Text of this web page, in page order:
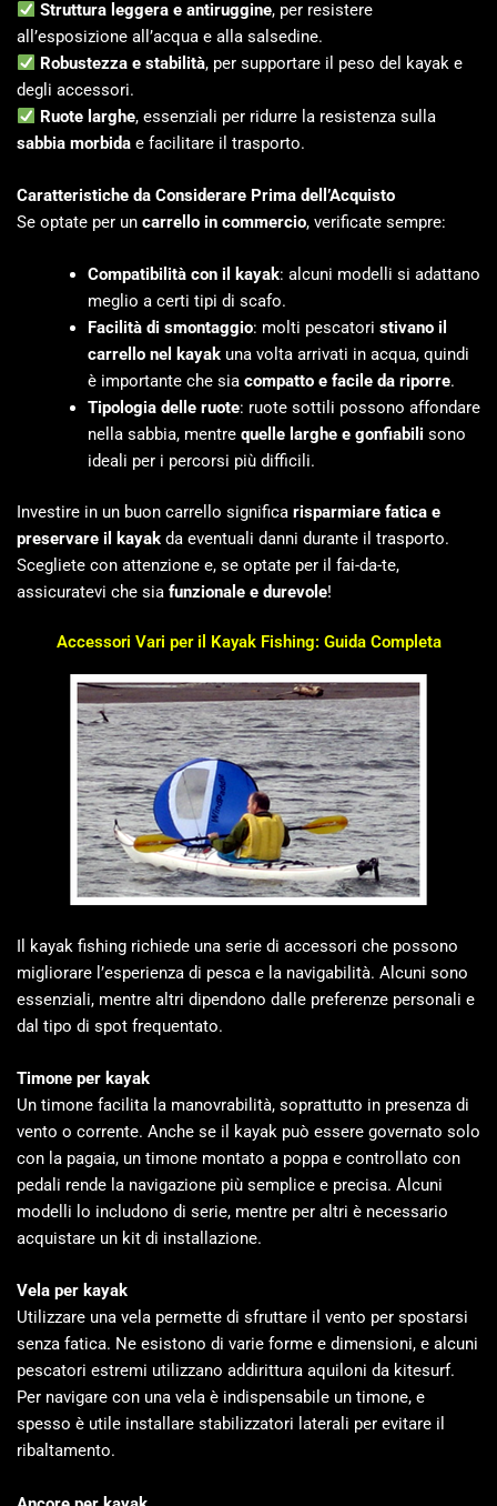
Struttura leggera e antiruggine, per resistere
all’esposizione all’acqua e alla salsedine.
Robustezza e stabilità, per supportare il peso del kayak e
degli accessori.
Ruote larghe, essenziali per ridurre la resistenza sulla
sabbia morbida e facilitare il trasporto.
Caratteristiche da Considerare Prima dell’Acquisto
Se optate per un carrello in commercio, verificate sempre:
Compatibilità con il kayak: alcuni modelli si adattano
meglio a certi tipi di scafo.
Facilità di smontaggio: molti pescatori stivano il
carrello nel kayakuna volta arrivati in acqua, quindi
è importante che sia compatto e facile da riporre.
Tipologia delle ruote: ruote sottili possono affondare
nella sabbia, mentre quelle larghe e gonfiabili sono
ideali per i percorsi più difficili.
Investire in un buon carrello significa risparmiare fatica e
preservare il kayak da eventuali danni durante il trasporto.
Scegliete con attenzione e, se optate per il fai-da-te,
assicuratevi che sia funzionale e durevole!
Accessori Vari per il Kayak Fishing: Guida Completa
Il kayak fishing richiede una serie di accessori che possono
migliorare l’esperienza di pesca e la navigabilità. Alcuni sono
essenziali, mentre altri dipendono dalle preferenze personali e
dal tipo di spot frequentato.
Timone per kayak
Un timone facilita la manovrabilità, soprattutto in presenza di
vento o corrente. Anche se il kayak può essere governato solo
con la pagaia, un timone montato a poppa e controllato con
pedali rende la navigazione più semplice e precisa. Alcuni
modelli lo includono di serie, mentre per altri è necessario
acquistare un kit di installazione.
Vela per kayak
Utilizzare una vela permette di sfruttare il vento per spostarsi
senza fatica. Ne esistono di varie forme e dimensioni, e alcuni
pescatori estremi utilizzano addirittura aquiloni da kitesurf.
Per navigare con una vela è indispensabile un timone, e
spesso è utile installare stabilizzatori laterali per evitare il
ribaltamento.